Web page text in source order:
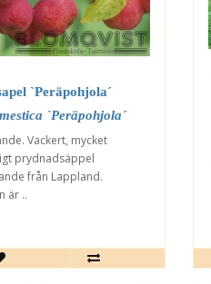
`Peräpohjola´
`Peräpohjola´
Vackert, mycket
prydnadsäppel
från Lappland.
är ..